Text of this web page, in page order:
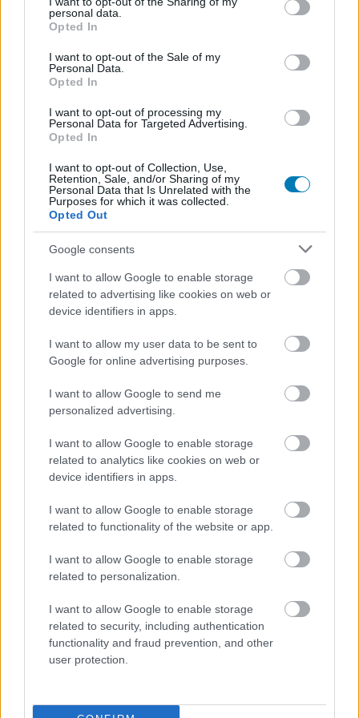
grant or deny consent to Google and its third-party tags to
use your data for below specified purposes in below Google
consent section.
personal data.
Opted In
I want to opt-out of the Sale of my
Personal Data.
Opted In
I want to opt-out of processing my
Personal Data for Targeted Advertising.
Opted In
I want to opt-out of Collection, Use,
Retention, Sale, and/or Sharing of my
Personal Data that Is Unrelated with the
Purposes for which it was collected.
Opted Out
Google consents
I want to allow Google to enable storage
related to advertising like cookies on web or
device identifiers in apps.
I want to allow my user data to be sent to
Google for online advertising purposes.
I want to allow Google to send me
personalized advertising.
I want to allow Google to enable storage
related to analytics like cookies on web or
device identifiers in apps.
I want to allow Google to enable storage
related to functionality of the website or app.
I want to allow Google to enable storage
related to personalization.
I want to allow Google to enable storage
related to security, including authentication
functionality and fraud prevention, and other
user protection.
Gyakran megakadó játék
Hozzászólások
Ezek voltak 2022 legrosszabb
játékai a kritikusok szerint
2022 december 14. 20:02
Megérkezett a Metacritic értékeléseit
összesítő toplista, amin nem érdem ott lenni a
Unmute Loaded :
Mint minden kritikaösszesítő oldal, úgy a Metacritic is
legrosszabbak rangsorát. Előbbiek tekintetében - bár
magasan végzett az Elden Ring és a God of War
Ragnarök is - eleinte a
Complete Edition.